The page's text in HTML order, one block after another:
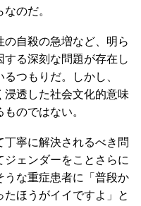
のだ。
の自殺の急増など、明ら
る深刻な問題が存在し
つもりだ。しかし、
浸透した社会文化的意味
のではない。
寧に解決されるべき問
ェンダーをことさらに
うな重症患者に「普段か
ほうがイイですよ」と